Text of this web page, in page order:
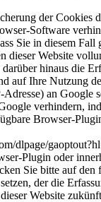
der Cookies
Software
Sie in diesem Fall
dieser Website
hinaus die
auf Ihre Nutzung
an Google
verhindern,
Browser-
dlpage/
Plugin oder
Sie bitte auf
der die
Website